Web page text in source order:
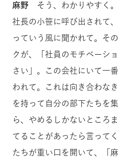
麻野 そう、わかりやすく
社長の小笹に呼び出されて
っていう風に聞かれて。そ
クが、「社員のモチベーシ
さい」。この会社にいて一
われて。これは向き合わな
を持って自分の部下たちを
ら、やめるしかないところ
てることがあったら言って
たちが重い口を開いて、「